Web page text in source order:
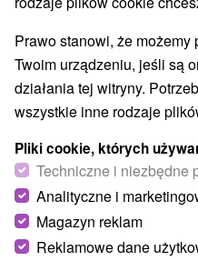
Prawo stanowi, że
Twoim urządzeniu, jeśli są
działania tej witryny.
wszystkie inne rodzaje
Pliki cookie, których
Techniczne i niezbędne
Analityczne i
Magazyn reklam
Reklamowe dane